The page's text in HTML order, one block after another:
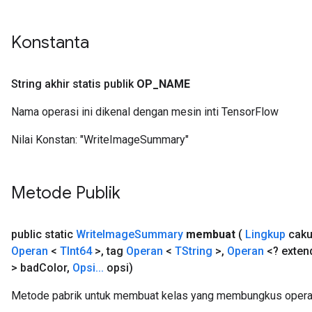
Konstanta
String akhir statis publik OP NAME
Nama operasi ini dikenal dengan mesin inti TensorFlow
Nilai Konstan: "WriteImageSummary"
Metode Publik
public static WriteImageSummary membuat ( Lingkup
Operan < TInt64>, tag Operan < TString >, Operan <?
> badColor, Opsi... opsi)
Metode pabrik untuk membuat kelas yang membungkus